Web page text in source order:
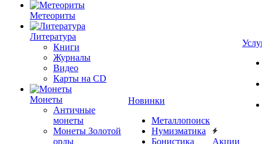
Метеориты
Литература
Книги
Журналы
Видео
Карты на CD
Монеты
Античные
монеты
Монеты Золотой
орды
Новинки
Металлопоиск
Нумизматика
Бонистика
Акции